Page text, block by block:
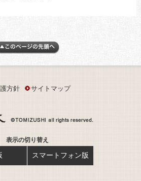
方針 サイトマップ
表示の切り替え
スマートフォン版